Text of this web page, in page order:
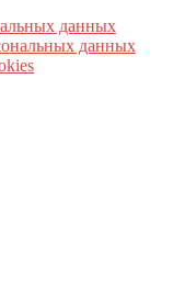
данных
данных